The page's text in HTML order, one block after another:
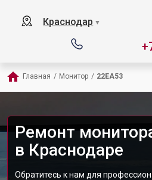
Краснодар ▼
Главная / Монитор / 22EA53
Ремонт
в Краснодаре
Обратитесь к нам для